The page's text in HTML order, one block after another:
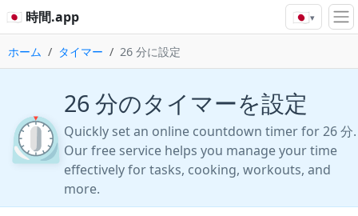
🇯🇵 時間.app 🇯🇵▾
ホーム タイマー 26 分に設定
⏲️
26 分のタイマーを設定
Quickly set an online countdown timer for 26 分.
Our free service helps you manage your time
effectively for tasks, cooking, workouts, and
more.